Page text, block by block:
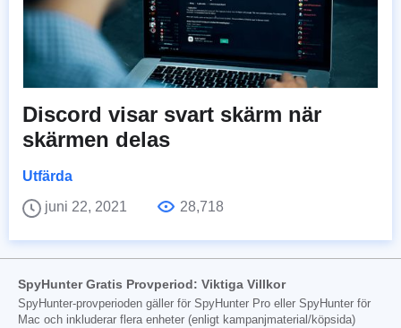
Discord visar svart skärm när
skärmen delas
Utfärda
juni 22, 2021
28,718
SpyHunter Gratis Provperiod: Viktiga Villkor
SpyHunter-provperioden gäller för SpyHunter Pro eller SpyHunter för
Mac och inkluderar flera enheter (enligt kampanjmaterial/köpsida)